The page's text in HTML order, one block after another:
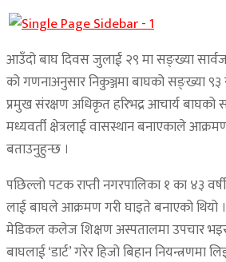
आउँदो बाघ दिवस जुलाई २९ मा सङ्ख्या
को गणनाअनुसार निकुञ्जमा बाघको सङ्ख्या ९३
प्रमुख संरक्षण अधिकृत हरिभद्र आचार्य
मध्यवर्ती क्षेत्रलाई वासस्थान बनाएकाले
बताउनुहुन्छ ।
पछिल्लो पटक राप्ती नगरपालिका १ का ४३
लाई बाघले आक्रमण गरी घाइते बनाएको थियो
मेडिकल कलेज शिक्षण अस्पतालमा उपचार
बाघलाई ‘डार्ट’ गरेर हिजो बिहान नियन्त्रणमा